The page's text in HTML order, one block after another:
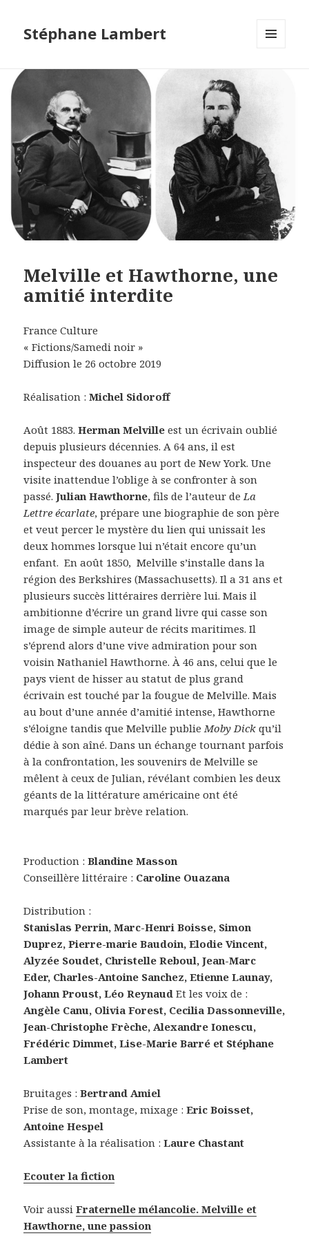
Stéphane Lambert
Melville et Hawthorne, une
amitié interdite
France Culture
« Fictions/Samedi noir »
Diffusion le 26 octobre 2019
Réalisation :Michel Sidoroff
Août 1883.Herman Melville est un écrivain oublié
depuis plusieurs décennies. A 64 ans, il est
inspecteur des douanes au port de New York. Une
visite inattendue l’oblige à se confronter à son
passé.Julian Hawthorne, fils de l’auteur de La
Lettre écarlate, prépare une biographie de son père
et veut percer le mystère du lien qui unissait les
deux hommes lorsque lui n’était encore qu’un
enfant. En août 1850, Melville s’installe dans la
région des Berkshires (Massachusetts). Il a 31 ans et
plusieurs succès littéraires derrière lui. Mais il
ambitionne d’écrire un grand livre qui casse son
image de simple auteur de récits maritimes. Il
s’éprend alors d’une vive admiration pour son
voisin Nathaniel Hawthorne. À 46 ans, celui que le
pays vient de hisser au statut de plus grand
écrivain est touché par la fougue de Melville. Mais
au bout d’une année d’amitié intense, Hawthorne
s’éloigne tandis que Melville publie Moby Dick qu’il
dédie à son aîné. Dans un échange tournant parfois
à la confrontation, les souvenirs de Melville se
mêlent à ceux de Julian, révélant combien les deux
géants de la littérature américaine ont été
marqués par leur brève relation.
Production : Blandine Masson
Conseillère littéraire : Caroline Ouazana
Distribution :
Stanislas Perrin, Marc-Henri Boisse, Simon
Duprez, Pierre-marie Baudoin, Elodie Vincent,
Alyzée Soudet, Christelle Reboul, Jean-Marc
Eder, Charles-Antoine Sanchez, Etienne Launay,
Johann Proust, Léo Reynaud Et les voix de :
Angèle Canu, Olivia Forest, Cecilia Dassonneville,
Jean-Christophe Frèche, Alexandre Ionescu,
Frédéric Dimmet, Lise-Marie Barré et Stéphane
Lambert
Bruitages :Bertrand Amiel
Prise de son, montage, mixage :Eric Boisset,
Antoine Hespel
Assistante à la réalisation :Laure Chastant
Ecouter la fiction
Voir aussiFraternelle mélancolie. Melville et
Hawthorne, une passion